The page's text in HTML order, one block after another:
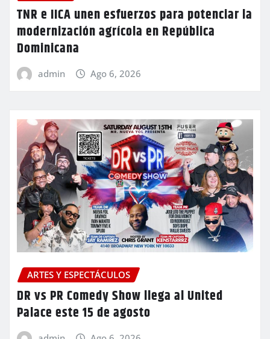
TNR e IICA unen esfuerzos para potenciar la
modernización agrícola en República
Dominicana
admin Ago 6, 2026
ARTES Y ESPECTÁCULOS
DR vs PR Comedy Show llega al United
Palace este 15 de agosto